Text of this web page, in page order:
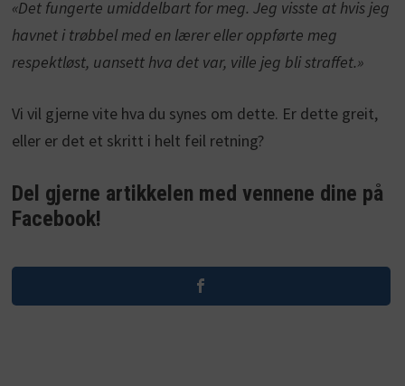
«Det fungerte umiddelbart for meg. Jeg visste at hvis jeg
havnet i trøbbel med en lærer eller oppførte meg
respektløst, uansett hva det var, ville jeg bli straffet.»
Vi vil gjerne vite hva du synes om dette. Er dette greit,
eller er det et skritt i helt feil retning?
Del gjerne artikkelen med vennene dine på
Facebook!